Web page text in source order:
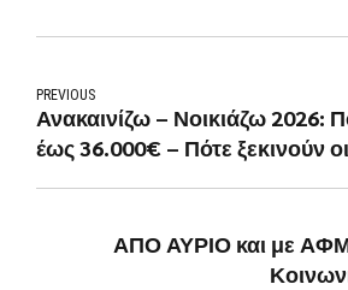
PREVIOUS
Ανακαινίζω – Νοικιάζω 2026:
έως 36.000€ – Πότε ξεκινούν
ΑΠΟ ΑΥΡΙΟ και με ΑΦΜ